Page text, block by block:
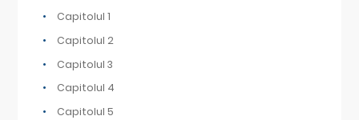
Capitolul 1
Capitolul 2
Capitolul 3
Capitolul 4
Capitolul 5